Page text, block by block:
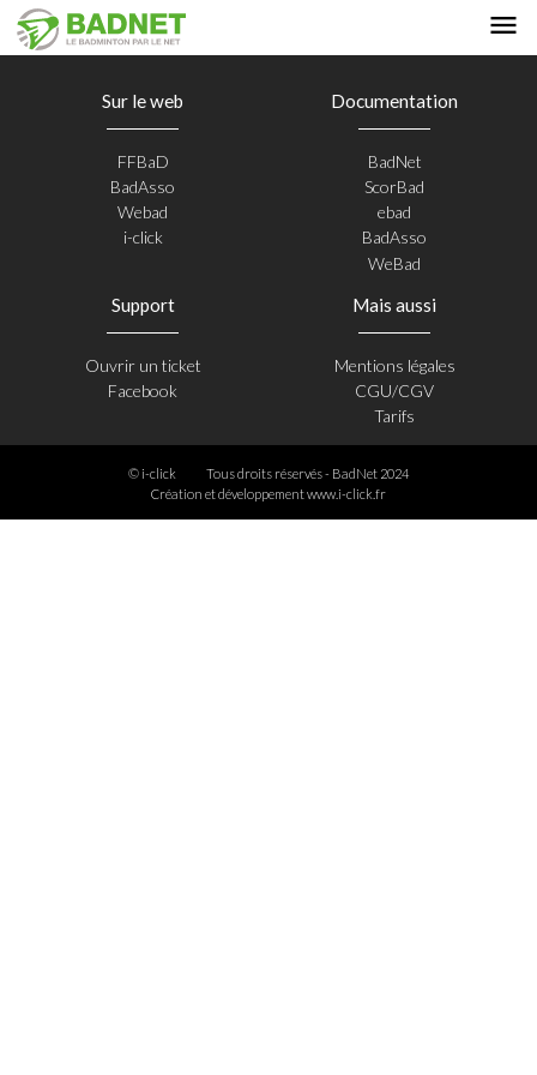
Sur le web
FFBaD
BadAsso
Webad
i-click
Documentation
BadNet
ScorBad
ebad
BadAsso
WeBad
Support
Ouvrir un ticket
Facebook
Mais aussi
Mentions légales
CGU/CGV
Tarifs
© i-click
Tous droits réservés - BadNet 2024
Création et développementwww.i-click.fr